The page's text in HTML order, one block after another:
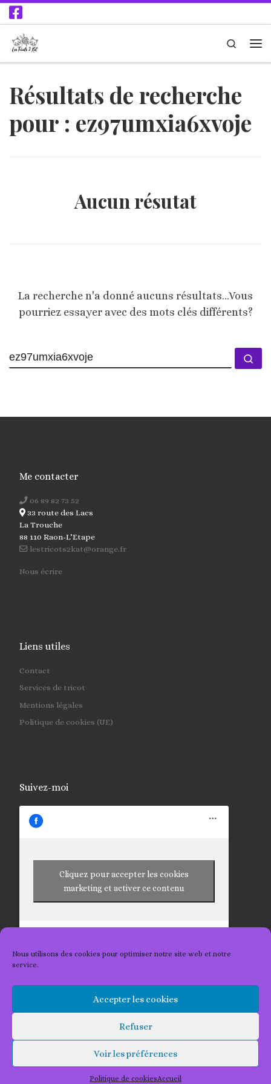
Nous utilisons des cookies pour optimiser notre site web et notre
service.
Accepter les cookies
Refuser
Voir les préférences
Politique de cookiesAccueil
Passer au contenu
Search
Résultats de recherche
pour : ez97umxia6xvoje
Aucun résutat
La recherche n'a donné aucuns résultats...Vous
pourriez essayer avec des mots clés différents?
Me contacter
06 89 82 73 52
33 route des Lacs
La Trouche
88 110 Raon-L’Etape
lestricots2kat@orange.fr
Nous écrire
Liens utiles
Contact
Services de tricot
Mentions légales
Politique de cookies (UE)
Suivez-moi
Cliquez pour accepter les cookies
marketing et activer ce contenu
Les Tricots 2 Kat
Propulsé parWP– Réalisé avec theThème Customizr